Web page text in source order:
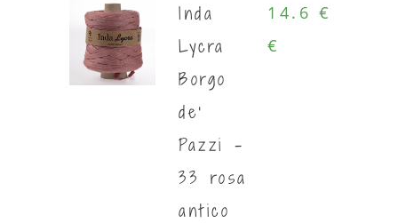
Inda
Lycra
Borgo
de'
Pazzi -
33 rosa
antico
14.6 €
€